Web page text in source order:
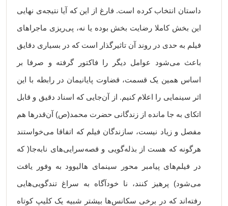
داستان انتخاب کرده است. فارغ از این که آیا نتیجه‌ی نهایی
این بخش کاملا رضایت بخش بوده یا نه، پی‌ریزی ماجراهای
فیلم به حدی در روند آن تاثیرگذار است که در بسیاری دقایق
باعث می‌شود عوامل دیگر را فاکتور گرفته و صرفا بر
اساس همین یک قسمت، قضاوت پایانیمان در رابطه با این
اثر سینمایی را اعلام کنیم. از آن‌جایی که اسناد دقیق و قابل
اتکای به جا مانده از زندگانی حضرت محمد(ص) آن‌قدرها هم
مفصل و زیاد نیست، سازندگان فیلم که اتفاقا می‌خواستند
هرگونه که هست از بذله‌گویی و قصه‌سرایی‌های نابه‌جا( که
در فیلم‌های پیامبر محور سینمای هالیوود به وفور یافت
می‌شود) پرهیز کنند، نا خودآگاه به سراغ تندگویی‌هایی
رفته‌اند که در برخی سکانس‌ها بیشتر شبیه یک کلیپ کوتاه